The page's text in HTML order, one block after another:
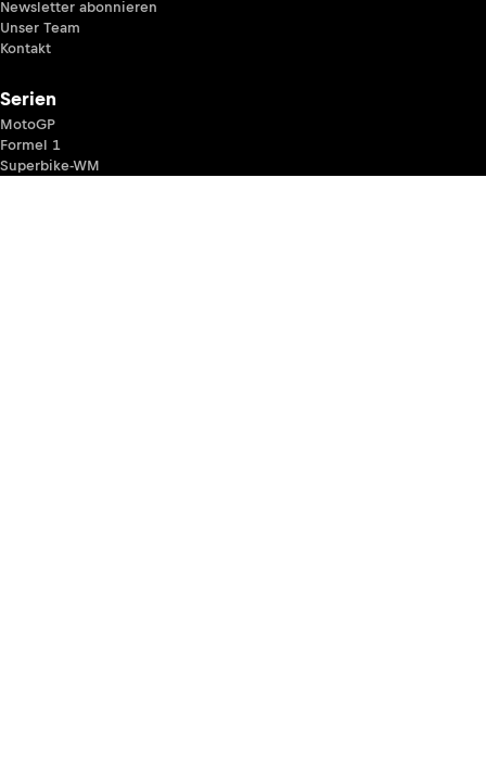
Newsletter abonnieren
Unser Team
Kontakt
Serien
MotoGP
Formel 1
Superbike-WM